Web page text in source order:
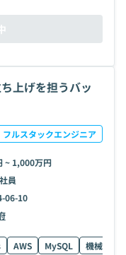
上げを担うバッ
フルスタックエンジニア
~ 1,000万円
員
06-10
AWS MySQL 機械学習